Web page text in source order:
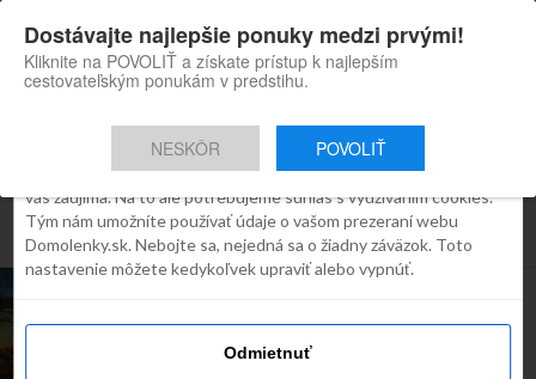
Domolenky appka
Skvelé tipy na cestovanie po
Slovensku
Inštaluj
Všetky príspevky týkajúce sa
"cestovanie po slovensku"
raňajkami
Súhlas Detaily O cookies
Robíme všetko preto, aby sme vám zobrazovali iba obsah, ktorý
vás zaujíma. Na to ale potrebujeme súhlas s využívaním cookies.
Tým nám umožníte používať údaje o vašom prezeraní webu
Domolenky.sk. Nebojte sa, nejedná sa o žiadny záväzok. Toto
nastavenie môžete kedykoľvek upraviť alebo vypnúť.
Odmietnuť
Dostávajte najlepšie ponuky medzi prvými!
Kliknite na POVOLIŤ a získate prístup k najlepším
cestovateľským ponukám v predstihu.
NESKÔR POVOLIŤ